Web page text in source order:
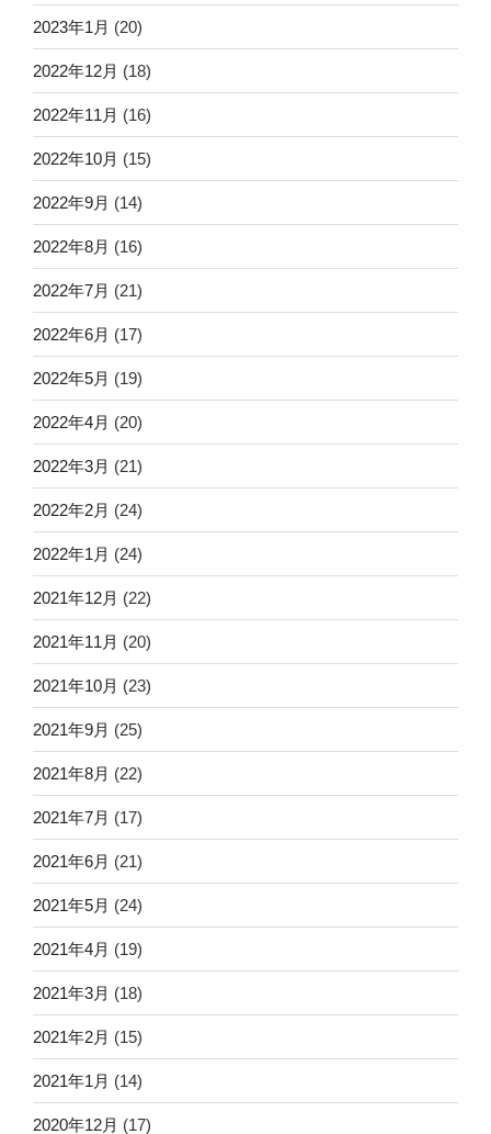
2023年1月 (20)
2022年12月 (18)
2022年11月 (16)
2022年10月 (15)
2022年9月 (14)
2022年8月 (16)
2022年7月 (21)
2022年6月 (17)
2022年5月 (19)
2022年4月 (20)
2022年3月 (21)
2022年2月 (24)
2022年1月 (24)
2021年12月 (22)
2021年11月 (20)
2021年10月 (23)
2021年9月 (25)
2021年8月 (22)
2021年7月 (17)
2021年6月 (21)
2021年5月 (24)
2021年4月 (19)
2021年3月 (18)
2021年2月 (15)
2021年1月 (14)
2020年12月 (17)